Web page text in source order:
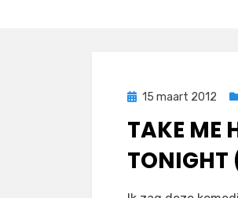
Geplaatst
15 maart 2012
TAKE ME
TONIGHT
doorFilmofiel.nl
Laat een reactie